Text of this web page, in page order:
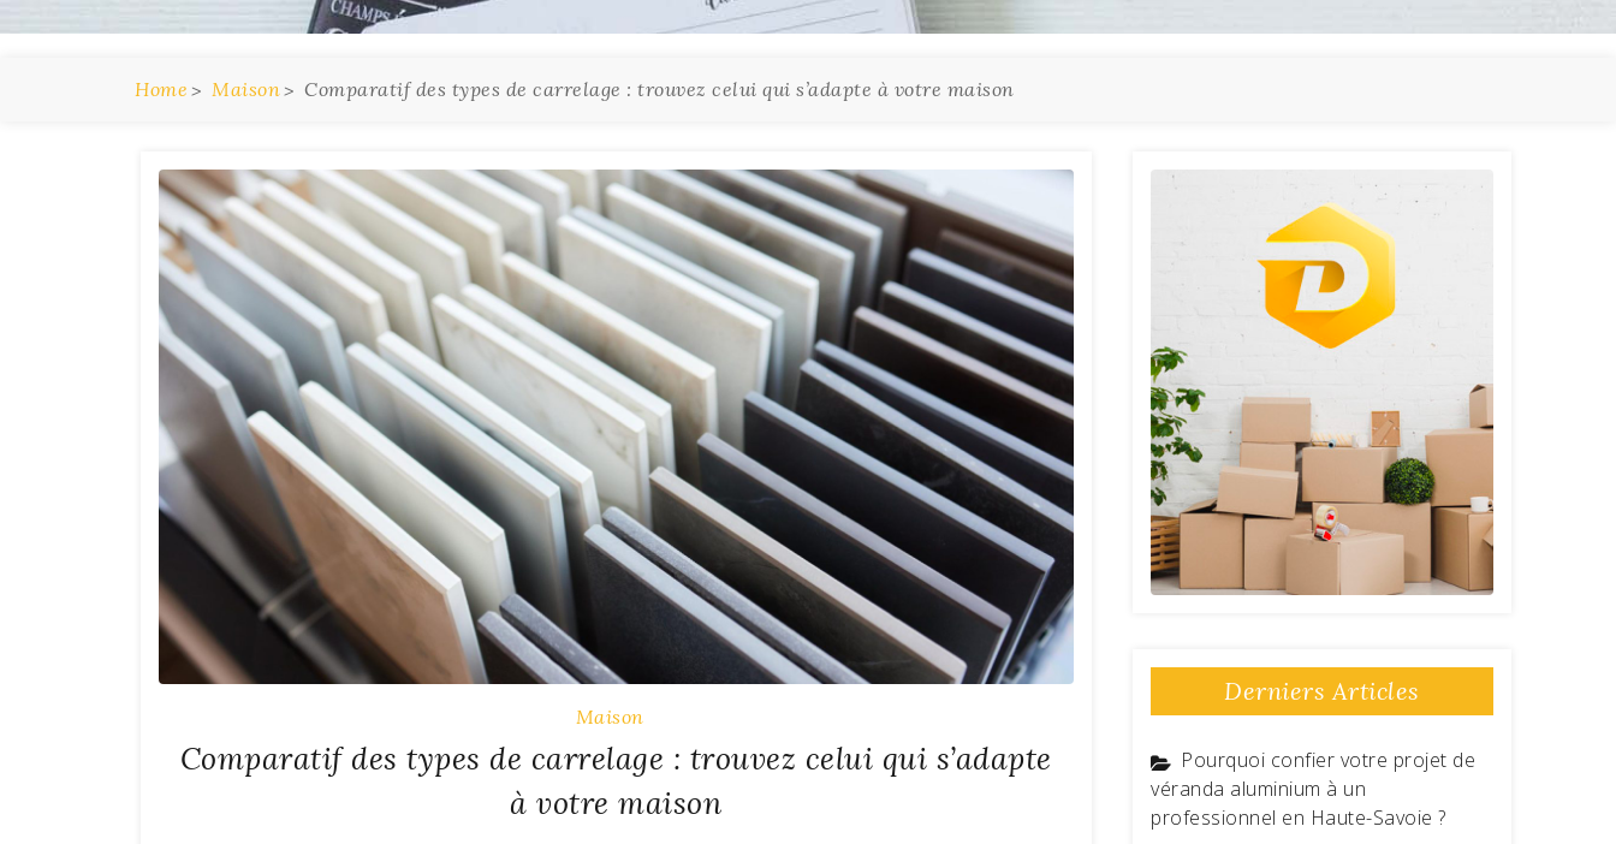
Home Maison Comparatif des types de carrelage : trouvez celui qui s’adapte à votre maison
Maison
Comparatif des types de carrelage : trouvez celui qui s’adapte
à votre maison
Derniers Articles
Pourquoi confier votre projet de
véranda aluminium à un
professionnel en Haute-Savoie ?